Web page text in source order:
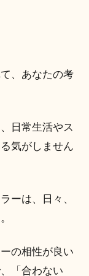
、あなたの考
日常生活やス
気がしません
ーは、日々、
の相性が良い
「合わない